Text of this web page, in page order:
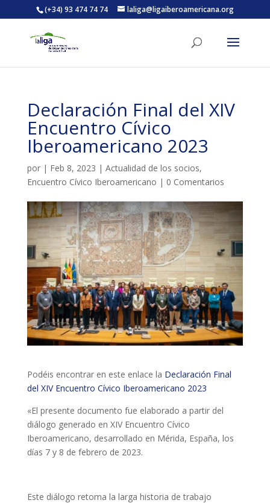
(+34) 93 474 74 74 laliga@ligaiberoamericana.org
Declaración Final del XIV
Encuentro Cívico
Iberoamericano 2023
por | Feb 8, 2023 | Actualidad de los socios,
Encuentro Cívico Iberoamericano | 0 Comentarios
Podéis encontrar en este enlace la Declaración Final
del XIV Encuentro Cívico Iberoamericano 2023
«El presente documento fue elaborado a partir del
diálogo generado en XIV Encuentro Cívico
Iberoamericano, desarrollado en Mérida, España, los
días 7 y 8 de febrero de 2023.
Este diálogo retoma la larga historia de trabajo
ACTIVITATS D'ESTIU
MÓN ESCOLAR
ALBERG CENTRE ESPLAI
FORMACIÓ
CASES DE COLÒNIES
ACCIÓ SOCIAL I JOVES
ESPLAIS
SUPORT TERCER SECTOR